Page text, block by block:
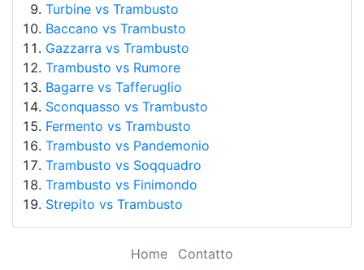
Turbine vs Trambusto
Baccano vs Trambusto
Gazzarra vs Trambusto
Trambusto vs Rumore
Bagarre vs Tafferuglio
Sconquasso vs Trambusto
Fermento vs Trambusto
Trambusto vs Pandemonio
Trambusto vs Soqquadro
Trambusto vs Finimondo
Strepito vs Trambusto
Home Contatto